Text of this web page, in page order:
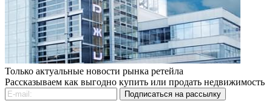
Только актуальные новости рынка ретейла
Рассказываем как выгодно купить или продать недвижимость